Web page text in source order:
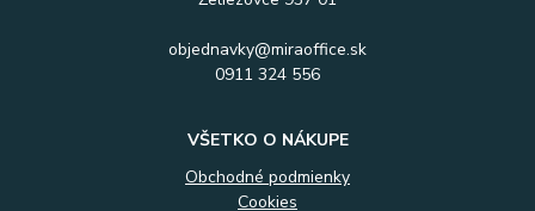
objednavky@miraoffice.sk
0911 324 556
VŠETKO O NÁKUPE
Obchodné podmienky
Cookies